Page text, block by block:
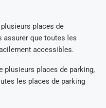
places de
assurer que toutes les
accessibles.
plusieurs places de parking,
les places de parking